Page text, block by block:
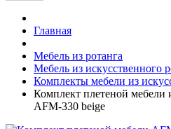
Главная
Мебель из ротанга
Мебель из искусственного
Комплекты мебели из
Комплект плетеной мебели
AFM-330 beige